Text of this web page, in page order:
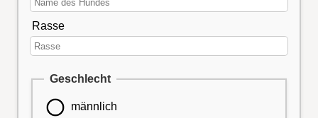
Rasse
Geschlecht
männlich